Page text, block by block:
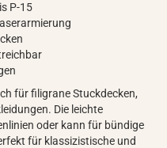
P-15
für filigrane Stuckdecken,
Die leichte
oder kann für bündige
für klassizistische und